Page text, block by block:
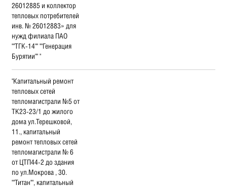
26012885 и коллектор
тепловых потребителей
инв. № 26012883» для
нужд филиала ПАО
""ТГК-14"" ""Генерация
Бурятии"" "
"Капитальный ремонт
тепловых сетей
тепломагистрали №5 от
ТК23-23/1 до жилого
дома ул.Терешковой,
11., капитальный
ремонт тепловых сетей
тепломагистрали № 6
от ЦТП44-2 до здания
по ул.Мокрова , 30.
""Титан"", капитальный